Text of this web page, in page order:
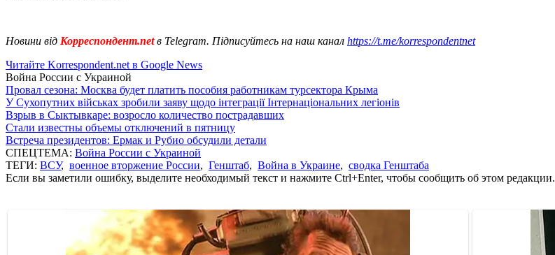
Новини від Корреспондент.netв Telegram. Підписуйтесь на наш канал https://t.me/korrespondentnet
Читайте Korrespondent.net в Google News
Война России с Украиной
Провал сезона: Москва будет платить пособия работникам турсектора Крыма
У Сухопутних військах зробили заяву щодо інтеграції Інтернаціональних легіонів
Взрыв в Сыктывкаре: возросло количество пострадавших
Стали известны объемы отключений в пятницу
Встреча президентов: Ермак и Рубио обсудили детали
СПЕЦТЕМА: Война России с Украиной
ТЕГИ: ВСУ, военное вторжение России, Генштаб, Война в Украине, сводка Генштаба
Если вы заметили ошибку, выделите необходимый текст и нажмите Ctrl+Enter, чтобы сообщить об этом редакции.